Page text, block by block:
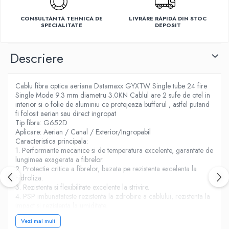
CONSULTANTA TEHNICA DE
SPECIALITATE
LIVRARE RAPIDA DIN STOC
DEPOSIT
Descriere
Cablu fibra optica aeriana Datamaxx GYXTW Single tube 24 fire
Single Mode 9.3 mm diametru 3.0KN Cablul are 2 sufe de otel in
interior si o folie de aluminiu ce protejeaza bufferul , astfel putand
fi folosit aerian sau direct ingropat
Tip fibra: G652D
Aplicare: Aerian / Canal / Exterior/Ingropabil
Caracteristica principala:
1. Performante mecanice si de temperatura excelente, garantate de
lungimea exagerata a fibrelor.
2. Protectie critica a fibrelor, bazata pe rezistenta excelenta la
hidroliza.
3. Rezistenta si flexibilitate excelente la strivire.
4. PSP imbunatateste rezistenta la zdrobire a cablului, rezistenta la
5. Doua fire de otel paralele asigura rezistenta la tractiune.
6. Prevenire excelenta la ultraviolete cu teaca de PE PE diametru
Vezi mai mult